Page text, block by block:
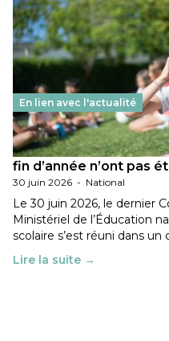
En lien avec l'actualité
Les décisions
fin d’année n’ont pas
30 juin 2026 - National
Le 30 juin 2026, le dernier
Ministériel de l’Éducation
scolaire s’est réuni dans
Lire la suite →